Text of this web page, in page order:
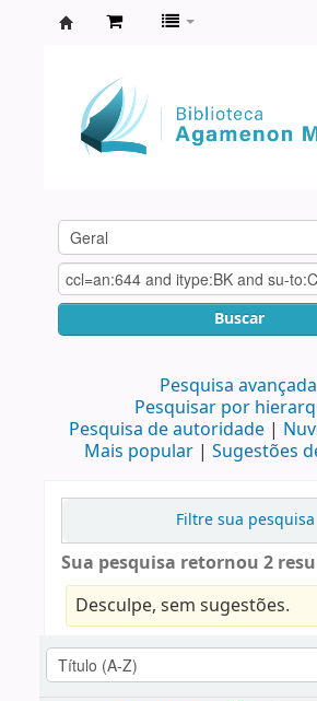
Agamenon
Magalhães
Buscar
Pesquisa avançada
Pesquisar por
Pesquisa de autoridade
Mais popular
Sugestões
Filtre sua pesquisa
Sua pesquisa retornou 2
Desculpe, sem sugestões.